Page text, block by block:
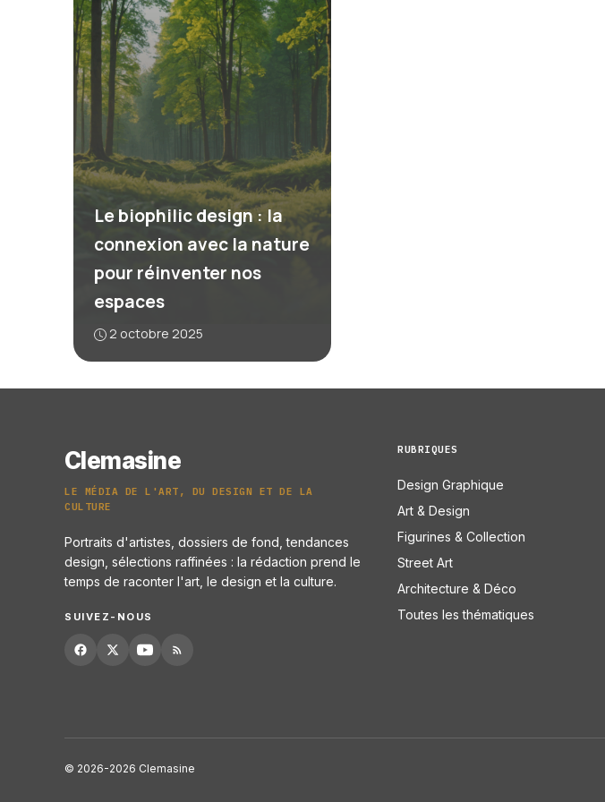
Le biophilic design : la
connexion avec la nature
pour réinventer nos
espaces
2 octobre 2025
Clemasine
LE MÉDIA DE L'ART, DU DESIGN ET DE LA
CULTURE
Portraits d'artistes, dossiers de fond, tendances
design, sélections raffinées : la rédaction prend le
temps de raconter l'art, le design et la culture.
SUIVEZ-NOUS
RUBRIQUES
Design Graphique
Art & Design
Figurines & Collection
Street Art
Architecture & Déco
Toutes les thématiques
© 2026-2026 Clemasine